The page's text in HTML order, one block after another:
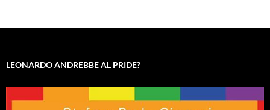
LEONARDO ANDREBBE AL PRIDE?